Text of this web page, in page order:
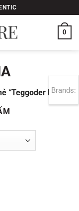
0
“Teggoder HA”Brands: